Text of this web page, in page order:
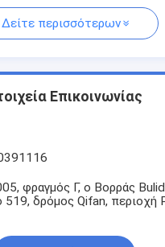
Δείτε περισσότερων
Επικοινωνίας
φραγμός Γ, ο Βορράς
519, δρόμος Qifan, περιοχή